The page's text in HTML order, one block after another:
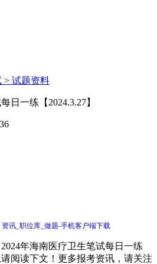
> 试题资料
日一练【2024.3.27】
资讯_职位库_做题-手机客户端下载
年海南医疗卫生笔试每日一练
请阅读下文！更多报考资讯，请关注